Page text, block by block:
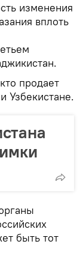
изменения
вплоть
продает
Узбекистане.
быть тот